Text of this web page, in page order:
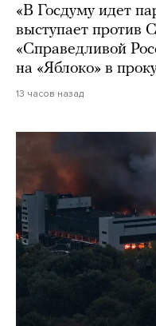
«В Госдуму идет
выступает против
«Справедливой
на «Яблоко» в
13 часов назад